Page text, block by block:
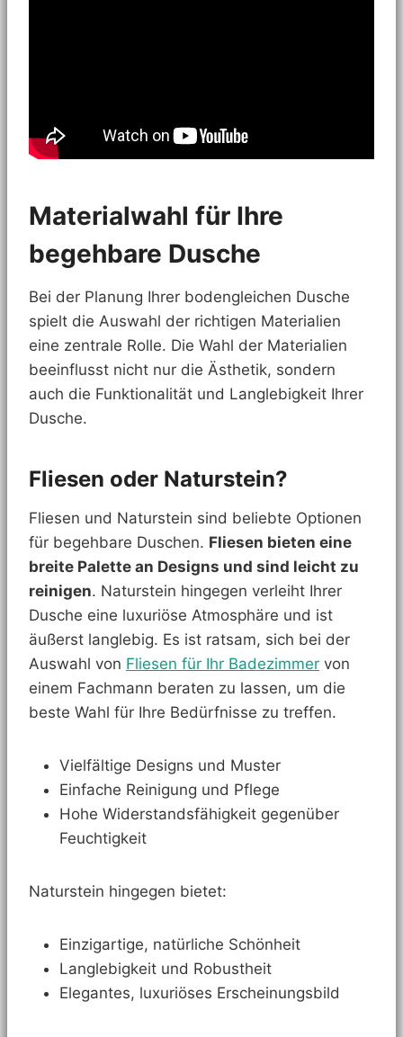
Materialwahl für Ihre
begehbare Dusche
Bei der Planung Ihrer bodengleichen Dusche
spielt die Auswahl der richtigen Materialien
eine zentrale Rolle. Die Wahl der Materialien
beeinflusst nicht nur die Ästhetik, sondern
auch die Funktionalität und Langlebigkeit Ihrer
Dusche.
Fliesen oder Naturstein?
Fliesen und Naturstein sind beliebte Optionen
für begehbare Duschen. Fliesen bieten eine
breite Palette an Designs und sind leicht zu
reinigen. Naturstein hingegen verleiht Ihrer
Dusche eine luxuriöse Atmosphäre und ist
äußerst langlebig. Es ist ratsam, sich bei der
Auswahl von Fliesen für Ihr Badezimmer von
einem Fachmann beraten zu lassen, um die
beste Wahl für Ihre Bedürfnisse zu treffen.
Vielfältige Designs und Muster
Einfache Reinigung und Pflege
Hohe Widerstandsfähigkeit gegenüber
Feuchtigkeit
Naturstein hingegen bietet:
Einzigartige, natürliche Schönheit
Langlebigkeit und Robustheit
Elegantes, luxuriöses Erscheinungsbild